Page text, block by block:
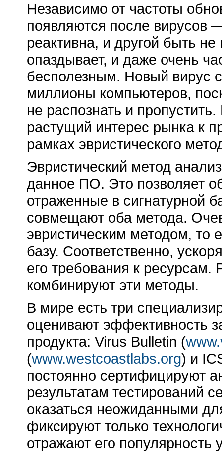
Независимо от частоты
появляются после вирусов
реактивна, и другой быть
опаздывает, и даже очень
бесполезным. Новый вирус
миллионы компьютеров,
не распознать и
растущий интерес рынка к
рамках эвристического
Эвристический метод
данное ПО. Это позволяет
отраженные в сигнатурной
совмещают оба метода.
эвристическим методом, то
базу. Соответственно,
его требования к
комбинируют эти методы.
В мире есть три
оценивают эффективность
продукта: Virus Bulletin (
(www.westcoastlabs.org) и
постоянно сертифицируют
результатам тестирований
оказаться неожиданными
фиксируют только
отражают его популярность